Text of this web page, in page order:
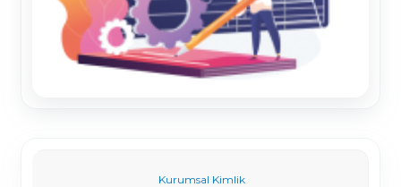
Kurumsal Kimlik